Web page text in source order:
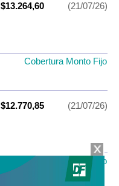
$13.264,60
(21/07/26)
Cobertura Monto Fijo
$12.770,85
(21/07/26)
Cobertura Monto Fijo